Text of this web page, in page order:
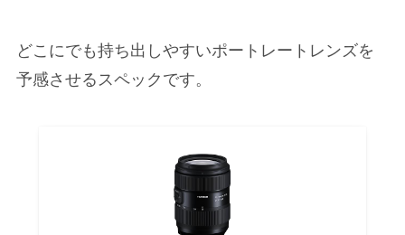
どこにでも持ち出しやすいポートレートレンズを
予感させるスペックです。